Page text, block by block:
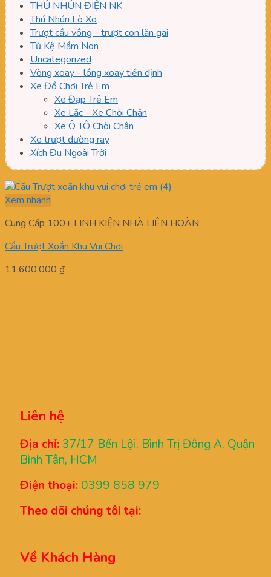
THÚ NHÚN ĐIỆN NK
Thú Nhún Lò Xo
Trượt cầu vồng - trượt con lăn gai
Tủ Kệ Mầm Non
Uncategorized
Vòng xoay - lồng xoay tiền định
Xe Đồ Chơi Trẻ Em
Xe Đạp Trẻ Em
Xe Lắc - Xe Chòi Chân
Xe Ô TÔ Chòi Chân
Xe trượt đường ray
Xích Đu Ngoài Trời
Xem nhanh
Cung Cấp 100+ LINH KIỆN NHÀ LIÊN HOÀN
Cầu Trượt Xoắn Khu Vui Chơi
11.600.000 ₫
Liên hệ
Địa chỉ: 37/17 Bến Lội, Bình Trị Đông A, Quận
Bình Tân, HCM
Điện thoại: 0399 858 979
Theo dõi chúng tôi tại:
Về Khách Hàng